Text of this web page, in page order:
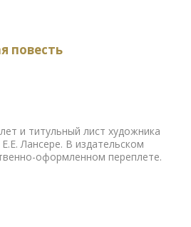
повесть
и титульный лист художника
Лансере. В издательском
оформленном переплете.